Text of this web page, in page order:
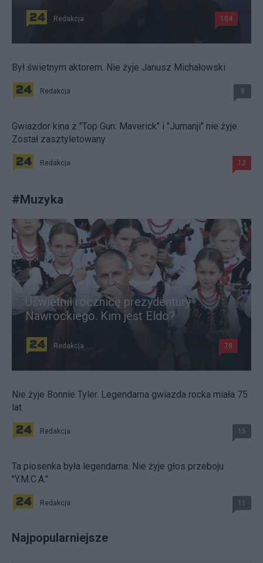
Redakcja 104
Był świetnym aktorem. Nie żyje Janusz Michałowski
Redakcja 8
Gwiazdor kina z "Top Gun: Maverick" i "Jumanji" nie żyje.
Został zasztyletowany
Redakcja 12
#Muzyka
Uświetnił rocznicę prezydentury
Nawrockiego. Kim jest Eldo?
Redakcja 78
Nie żyje Bonnie Tyler. Legendarna gwiazda rocka miała 75
lat
Redakcja 15
Ta piosenka była legendarna. Nie żyje głos przeboju
"Y.M.C.A."
Redakcja 11
Najpopularniejsze